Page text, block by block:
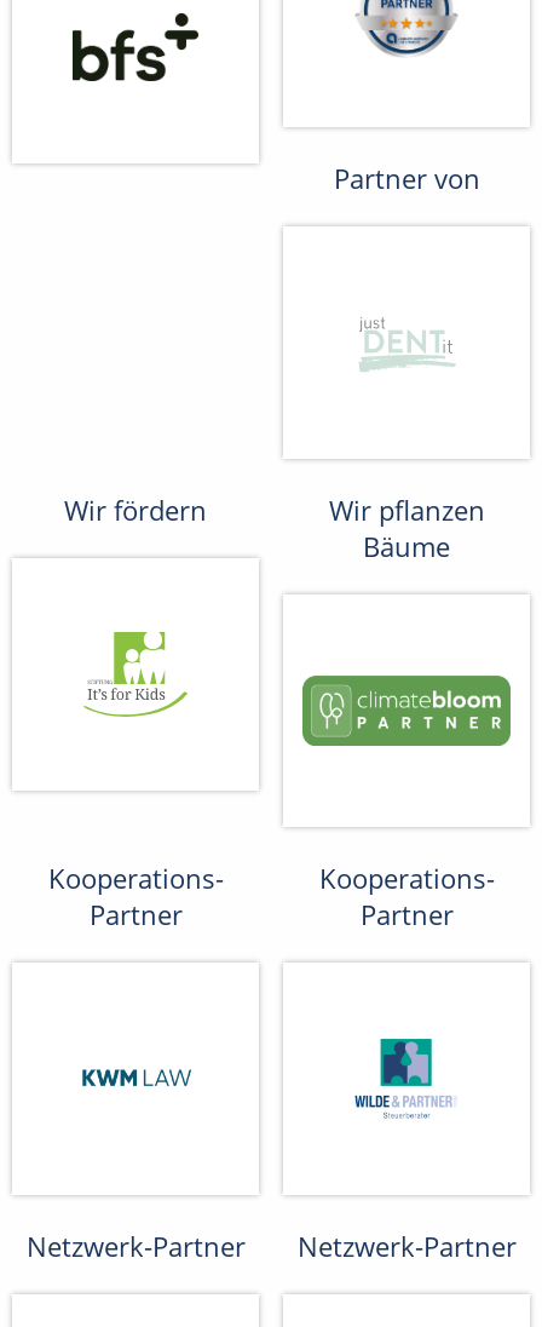
Partner von
Wir fördern
Wir pflanzen
Bäume
Kooperations-
Partner
Kooperations-
Partner
Netzwerk-Partner Netzwerk-Partner